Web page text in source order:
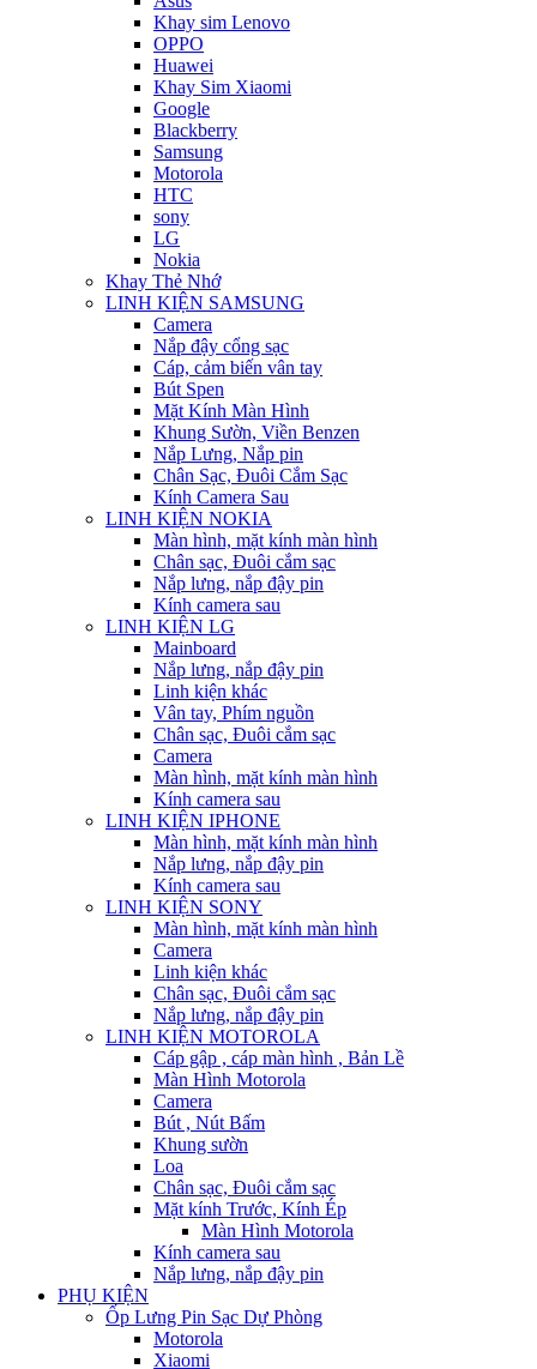
Khay sim Lenovo
OPPO
Huawei
Khay Sim Xiaomi
Google
Blackberry
Samsung
Motorola
HTC
sony
LG
Nokia
Khay Thẻ Nhớ
LINH KIỆN SAMSUNG
Camera
Nắp đậy cổng sạc
Cáp, cảm biến vân tay
Bút Spen
Mặt Kính Màn Hình
Khung Sườn, Viền Benzen
Nắp Lưng, Nắp pin
Chân Sạc, Đuôi Cắm Sạc
Kính Camera Sau
LINH KIỆN NOKIA
Màn hình, mặt kính màn hình
Chân sạc, Đuôi cắm sạc
Nắp lưng, nắp đậy pin
Kính camera sau
LINH KIỆN LG
Mainboard
Nắp lưng, nắp đậy pin
Linh kiện khác
Vân tay, Phím nguồn
Chân sạc, Đuôi cắm sạc
Camera
Màn hình, mặt kính màn hình
Kính camera sau
LINH KIỆN IPHONE
Màn hình, mặt kính màn hình
Nắp lưng, nắp đậy pin
Kính camera sau
LINH KIỆN SONY
Màn hình, mặt kính màn hình
Camera
Linh kiện khác
Chân sạc, Đuôi cắm sạc
Nắp lưng, nắp đậy pin
LINH KIỆN MOTOROLA
Cáp gập , cáp màn hình , Bản Lề
Màn Hình Motorola
Camera
Bút , Nút Bấm
Khung sườn
Loa
Chân sạc, Đuôi cắm sạc
Mặt kính Trước, Kính Ép
Màn Hình Motorola
Kính camera sau
Nắp lưng, nắp đậy pin
PHỤ KIỆN
Ốp Lưng Pin Sạc Dự Phòng
Motorola
Xiaomi